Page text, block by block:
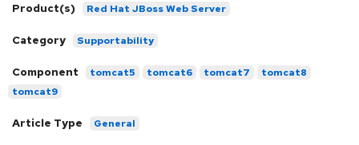
Product(s) Red Hat JBoss Web Server
Category Supportability
Component tomcat5 tomcat6 tomcat7
tomcat8
tomcat9
Article Type General